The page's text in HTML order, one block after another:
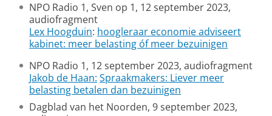
NPO Radio 1, Sven op 1, 12 september 2023,
audiofragment
Lex Hoogduin: hoogleraar economie adviseert
kabinet: meer belasting óf meer bezuinigen
NPO Radio 1, 12 september 2023, audiofragment
Jakob de Haan: Spraakmakers: Liever meer
belasting betalen dan bezuinigen
Dagblad van het Noorden, 9 september 2023,